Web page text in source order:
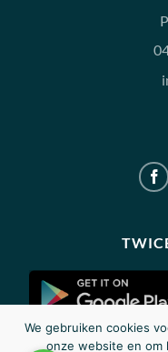
We gebruiken cookies
onze website en om